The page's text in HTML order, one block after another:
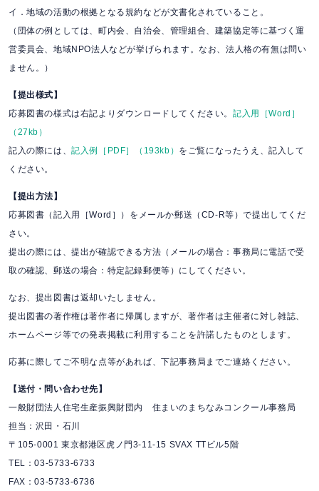
イ．地域の活動の根拠となる規約などが文書化されていること。
（団体の例としては、町内会、自治会、管理組合、建築協定等に基づく運
営委員会、地域NPO法人などが挙げられます。なお、法人格の有無は問い
ません。）
【提出様式】
応募図書の様式は右記よりダウンロードしてください。 記入用［Word］
（27kb）
記入の際には、記入例［PDF］（193kb） をご覧になったうえ、記入して
ください。
【提出方法】
応募図書（記入用［Word］）をメールか郵送（CD-R等）で提出してくだ
さい。
提出の際には、提出が確認できる方法（メールの場合：事務局に電話で受
取の確認、郵送の場合：特定記録郵便等）にしてください。
なお、提出図書は返却いたしません。
提出図書の著作権は著作者に帰属しますが、著作者は主催者に対し雑誌、
ホームページ等での発表掲載に利用することを許諾したものとします。
応募に際してご不明な点等があれば、下記事務局までご連絡ください。
【送付・問い合わせ先】
一般財団法人住宅生産振興財団内 住まいのまちなみコンクール事務局
担当：沢田・石川
〒105-0001 東京都港区虎ノ門3-11-15 SVAX TTビル5階
TEL：03-5733-6733
FAX：03-5733-6736